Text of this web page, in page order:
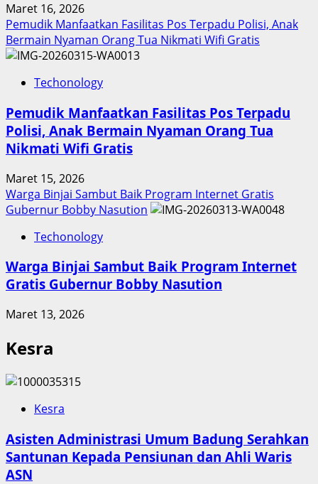
Maret 16, 2026
Pemudik Manfaatkan Fasilitas Pos Terpadu Polisi, Anak
Bermain Nyaman Orang Tua Nikmati Wifi Gratis
Techonology
Pemudik Manfaatkan Fasilitas Pos Terpadu
Polisi, Anak Bermain Nyaman Orang Tua
Nikmati Wifi Gratis
Maret 15, 2026
Warga Binjai Sambut Baik Program Internet Gratis
Gubernur Bobby Nasution
Techonology
Warga Binjai Sambut Baik Program Internet
Gratis Gubernur Bobby Nasution
Maret 13, 2026
Kesra
Kesra
Asisten Administrasi Umum Badung Serahkan
Santunan Kepada Pensiunan dan Ahli Waris
ASN